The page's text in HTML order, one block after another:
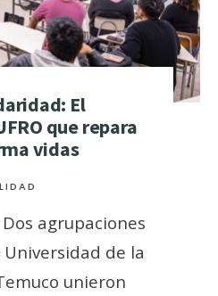
El
que repara
vidas
agrupaciones
de la
unieron